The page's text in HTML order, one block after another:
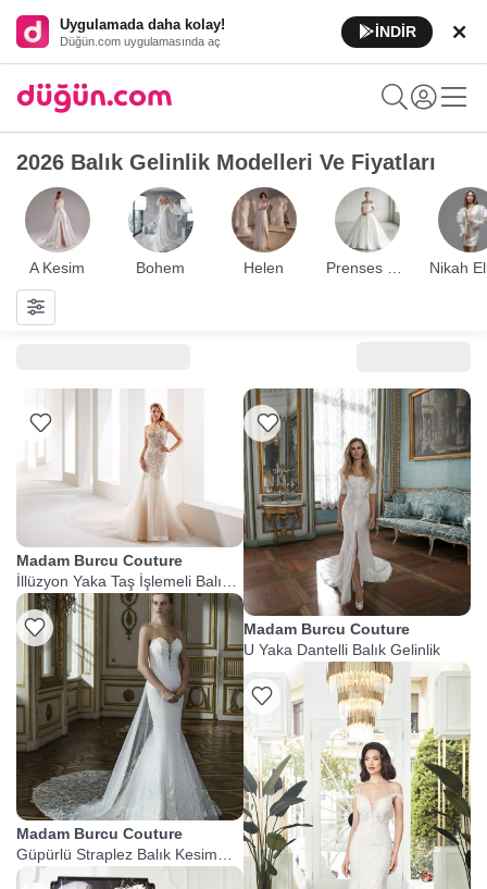
Uygulamada daha kolay!
Düğün.com uygulamasında aç
İNDİR
2026 Balık Gelinlik Modelleri Ve Fiyatları
A Kesim Bohem Helen
Madam Burcu Couture
İllüzyon Yaka Taş İşlemeli Balık
Gelinlik
Madam Burcu Couture
Güpürlü Straplez Balık Kesim
Gelinlik
Madam Burcu Couture
U Yaka Dantelli Balık Gelinlik